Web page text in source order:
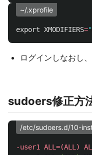
~/.xprofile
export XMODIFIERS=
ログインしなおし
sudoers修正方
/etc/sudoers.d/10-